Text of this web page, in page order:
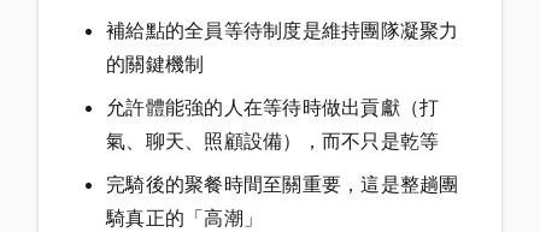
補給點的全員等待制度是維持團隊凝聚力
的關鍵機制
允許體能強的人在等待時做出貢獻（打
氣、聊天、照顧設備），而不只是乾等
完騎後的聚餐時間至關重要，這是整趟團
騎真正的「高潮」